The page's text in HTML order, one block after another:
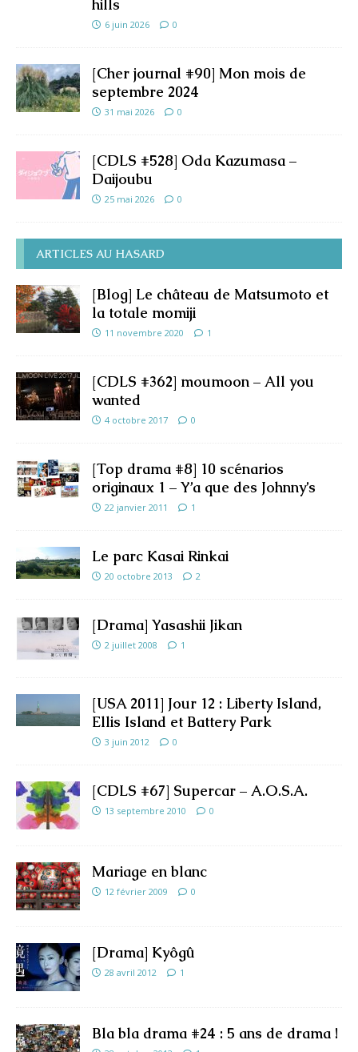
hills
6 juin 2026 0
[Cher journal #90] Mon mois de
septembre 2024
31 mai 2026 0
[CDLS #528] Oda Kazumasa –
Daijoubu
25 mai 2026 0
ARTICLES AU HASARD
[Blog] Le château de Matsumoto et
la totale momiji
11 novembre 2020 1
[CDLS #362] moumoon – All you
wanted
4 octobre 2017 0
[Top drama #8] 10 scénarios
originaux 1 – Y’a que des Johnny’s
22 janvier 2011 1
Le parc Kasai Rinkai
20 octobre 2013 2
[Drama] Yasashii Jikan
2 juillet 2008 1
[USA 2011] Jour 12 : Liberty Island,
Ellis Island et Battery Park
3 juin 2012 0
[CDLS #67] Supercar – A.O.S.A.
13 septembre 2010 0
Mariage en blanc
12 février 2009 0
[Drama] Kyôgû
28 avril 2012 1
Bla bla drama #24 : 5 ans de drama !